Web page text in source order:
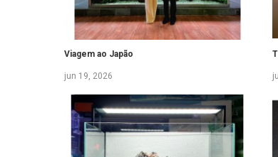
Viagem ao Japão
jun 19, 2026